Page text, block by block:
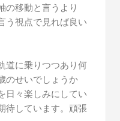
の移動と言うより
う視点で見れば良い
道に乗りつつあり何
のせいでしょうか
日々楽しみにしてい
待しています。頑張